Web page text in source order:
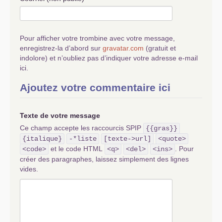
souvent enfermés dans la défensive. Il est
reconquête politique et sociale. Le meilleur
moyen de faire reculer leRNest de rendre
crédible, visible et populaire l’alternative
C’est à cette condition que tes dix propositions
construction du socialisme.
Merci à toi.
Fraternellement,
Pour afficher votre trombine avec votre message,
enregistrez-la d’abord sur gravatar.com (gratuit et
indolore) et n’oubliez pas d’indiquer votre adresse e-mail
ici.
Ajoutez votre commentaire ici
Texte de votre message
Ce champ accepte les raccourcis SPIP
{{gras}}
{italique}
-*liste [texte->url]
<quote>
<code> et le code HTML <q> <del> <ins>
. Pour
créer des paragraphes, laissez simplement des lignes
vides.